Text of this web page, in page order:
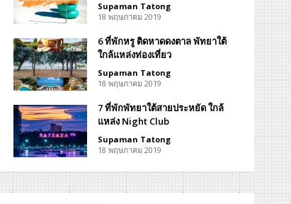
Supaman Tatong
18 พฤษภาคม 2019
6 ที่พักหรู ติดหาดดงตาล พัทยาใต้
ใกล้แหล่งท่องเที่ยว
Supaman Tatong
18 พฤษภาคม 2019
7 ที่พักพัทยาใต้สายประหยัด ใกล้
แหล่ง Night Club
Supaman Tatong
18 พฤษภาคม 2019